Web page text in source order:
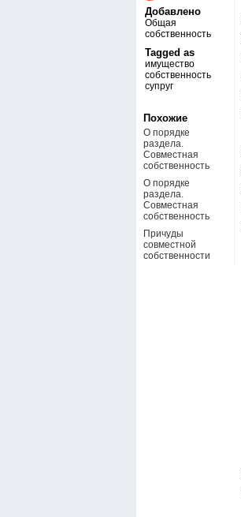
Добавлено
Общая
собственность
Tagged as
имущество
собственность
супруг
Похожие
О порядке
раздела.
Совместная
собственность
О порядке
раздела.
Совместная
собственность
Причуды
совместной
собственности